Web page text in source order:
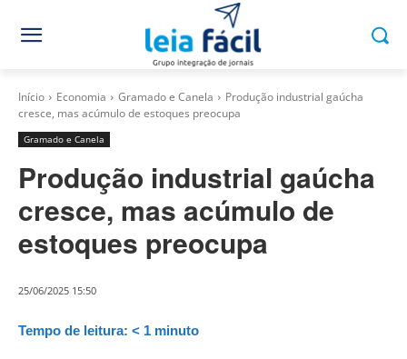
Início Economia Gramado e Canela
Produção industrial gaúcha
cresce, mas acúmulo de estoques preocupa
Gramado e Canela
Produção industrial gaúcha
cresce, mas acúmulo de
estoques preocupa
25/06/2025 15:50
Tempo de leitura: < 1 minuto